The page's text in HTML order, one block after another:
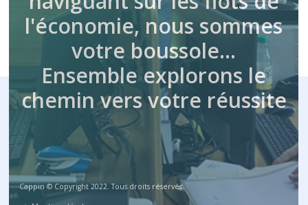
l'économie, nous sommes
votre boussole…
Ensemble explorons le
chemin vers votre réussite
Cappin © Copyright 2022. Tous droits réservés.